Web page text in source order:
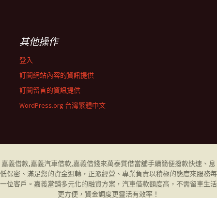
其他操作
登入
訂閱網站內容的資訊提供
訂閱留言的資訊提供
WordPress.org 台灣繁體中文
嘉義借款,嘉義汽車借款,嘉義借錢來萬泰質借當舖手續簡便撥款快速、息
低保密、滿足您的資金週轉，正派經營、專業負責以積極的態度來服務每
一位客戶。 嘉義當舖多元化的融資方案，汽車借款額度高，不需留車生活
更方便，資金調度更靈活有效率！